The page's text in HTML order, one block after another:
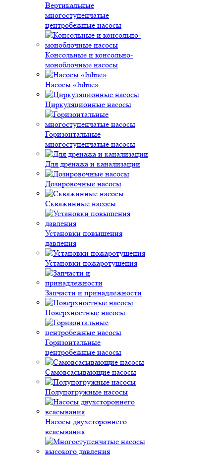
Вертикальные
многоступенчатые
центробежные насосы
Консольные и консольно-
моноблочные насосы
Насосы «Inline»
Циркуляционные насосы
Горизонтальные
многоступенчатые насосы
Для дренажа и канализации
Дозировочные насосы
Скважинные насосы
Установки повышения
давления
Установки пожаротушения
Запчасти и принадлежности
Поверхностные насосы
Горизонтальные
центробежные насосы
Самовсасывающие насосы
Полупогружные насосы
Насосы двухстороннего
всасывания